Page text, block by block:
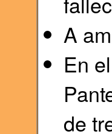
A
En
de